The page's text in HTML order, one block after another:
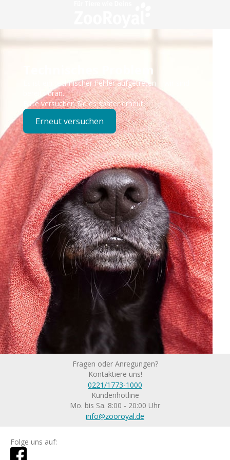
Technisches Problem
Es ist ein technischer Fehler aufgetreten – wir sind
bereits dran.
Bitte versuchen Sie es später erneut.
Erneut versuchen
Fragen oder Anregungen?
Kontaktiere uns!
0221/1773-1000
Kundenhotline
Mo. bis Sa. 8:00 - 20:00 Uhr
info@zooroyal.de
Folge uns auf: